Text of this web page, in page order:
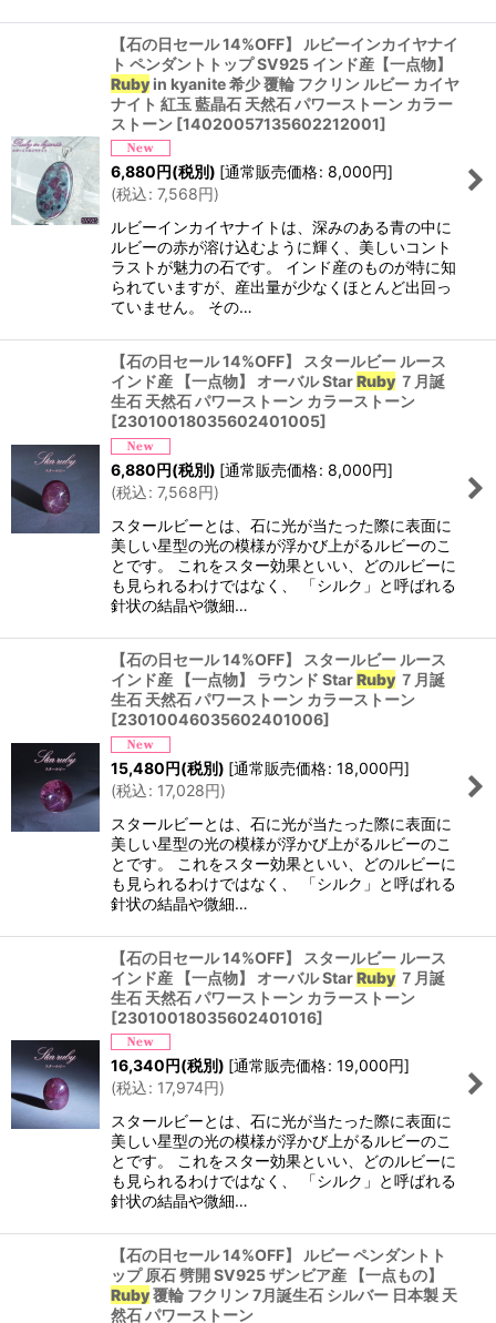
【石の日セール 14%OFF】 ルビーインカイヤナイ
ト ペンダントトップ SV925 インド産【一点物】
Rubyin kyanite 希少 覆輪 フクリン ルビー カイヤ
ナイト 紅玉 藍晶石 天然石 パワーストーン カラー
ストーン [14020057135602212001]
6,880円(税別) [通常販売価格: 8,000円]
(税込: 7,568円)
ルビーインカイヤナイトは、深みのある青の中に
ルビーの赤が溶け込むように輝く、美しいコント
ラストが魅力の石です。 インド産のものが特に知
られていますが、産出量が少なくほとんど出回っ
ていません。 その…
【石の日セール 14%OFF】 スタールビー ルース
インド産 【一点物】 オーバル StarRuby７月誕
生石 天然石 パワーストーン カラーストーン
[23010018035602401005]
6,880円(税別) [通常販売価格: 8,000円]
(税込: 7,568円)
スタールビーとは、石に光が当たった際に表面に
美しい星型の光の模様が浮かび上がるルビーのこ
とです。 これをスター効果といい、どのルビーに
も見られるわけではなく、 「シルク」と呼ばれる
針状の結晶や微細…
【石の日セール 14%OFF】 スタールビー ルース
インド産 【一点物】 ラウンド StarRuby７月誕
生石 天然石 パワーストーン カラーストーン
[23010046035602401006]
15,480円(税別) [通常販売価格: 18,000円]
(税込: 17,028円)
スタールビーとは、石に光が当たった際に表面に
美しい星型の光の模様が浮かび上がるルビーのこ
とです。 これをスター効果といい、どのルビーに
も見られるわけではなく、 「シルク」と呼ばれる
針状の結晶や微細…
【石の日セール 14%OFF】 スタールビー ルース
インド産 【一点物】 オーバル StarRuby７月誕
生石 天然石 パワーストーン カラーストーン
[23010018035602401016]
16,340円(税別) [通常販売価格: 19,000円]
(税込: 17,974円)
スタールビーとは、石に光が当たった際に表面に
美しい星型の光の模様が浮かび上がるルビーのこ
とです。 これをスター効果といい、どのルビーに
も見られるわけではなく、 「シルク」と呼ばれる
針状の結晶や微細…
【石の日セール 14%OFF】 ルビー ペンダントト
ップ 原石 劈開 SV925 ザンビア産 【一点もの】
Ruby覆輪 フクリン 7月誕生石 シルバー 日本製 天
然石 パワーストーン